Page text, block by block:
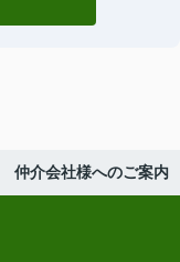
仲介会社様へのご案内